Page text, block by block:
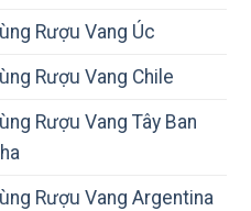
Rượu Vang Úc
Rượu Vang Chile
Rượu Vang Tây Ban
Rượu Vang Argentina